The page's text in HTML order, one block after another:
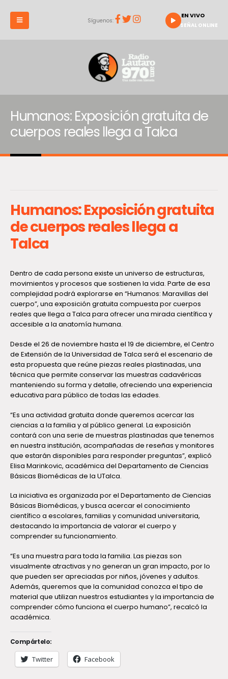
Síguenos:
EN VIVO
SEÑAL ONLINE
Humanos: Exposición gratuita de
cuerpos reales llega a Talca
Humanos: Exposición gratuita
de cuerpos reales llega a
Talca
Dentro de cada persona existe un universo de estructuras,
movimientos y procesos que sostienen la vida. Parte de esa
complejidad podrá explorarse en “Humanos: Maravillas del
cuerpo”, una exposición gratuita compuesta por cuerpos
reales que llega a Talca para ofrecer una mirada científica y
accesible a la anatomía humana.
Desde el 26 de noviembre hasta el 19 de diciembre, el Centro
de Extensión de la Universidad de Talca será el escenario de
esta propuesta que reúne piezas reales plastinadas, una
técnica que permite conservar las muestras cadavéricas
manteniendo su forma y detalle, ofreciendo una experiencia
educativa para público de todas las edades.
“Es una actividad gratuita donde queremos acercar las
ciencias a la familia y al público general. La exposición
contará con una serie de muestras plastinadas que tenemos
en nuestra institución, acompañadas de reseñas y monitores
que estarán disponibles para responder preguntas”, explicó
Elisa Marinkovic, académica del Departamento de Ciencias
Básicas Biomédicas de la UTalca.
La iniciativa es organizada por el Departamento de Ciencias
Básicas Biomédicas, y busca acercar el conocimiento
científico a escolares, familias y comunidad universitaria,
destacando la importancia de valorar el cuerpo y
comprender su funcionamiento.
“Es una muestra para toda la familia. Las piezas son
visualmente atractivas y no generan un gran impacto, por lo
que pueden ser apreciadas por niños, jóvenes y adultos.
Además, queremos que la comunidad conozca el tipo de
material que utilizan nuestros estudiantes y la importancia de
comprender cómo funciona el cuerpo humano”, recalcó la
académica.
Compártelo:
Twitter Facebook